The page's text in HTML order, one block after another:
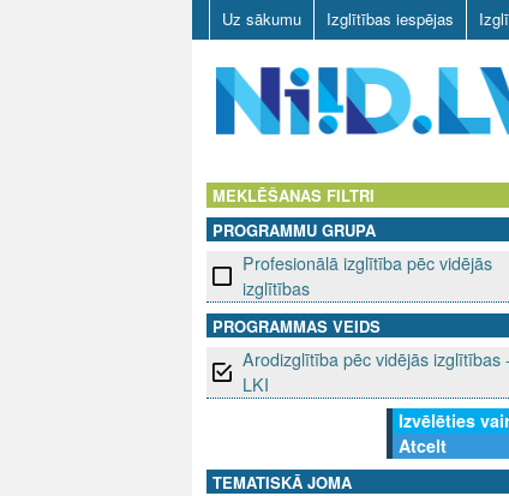
Uz sākumu Izglītības iespējas
D
L
MEKLĒŠANAS FILTRI
PROGRAMMU GRUPA
Profesionālā izglītība pēc vidējās
izglītības
PROGRAMMAS VEIDS
Arodizglītība pēc vidējās izglītības
LKI
Izvēlēties
Atcelt
TEMATISKĀ JOMA